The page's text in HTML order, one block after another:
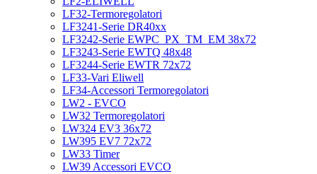
LF32-Termoregolatori
LF3241-Serie DR40xx
LF3242-Serie EWPC_PX_TM_EM 38x72
LF3243-Serie EWTQ 48x48
LF3244-Serie EWTR 72x72
LF33-Vari Eliwell
LF34-Accessori Termoregolatori
LW2 - EVCO
LW32 Termoregolatori
LW324 EV3 36x72
LW395 EV7 72x72
LW33 Timer
LW39 Accessori EVCO